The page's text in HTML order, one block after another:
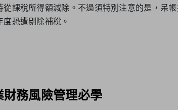
課稅所得額減除。不過須特別注意的是，呆
恐遭剔除補稅。
務風險管理必學